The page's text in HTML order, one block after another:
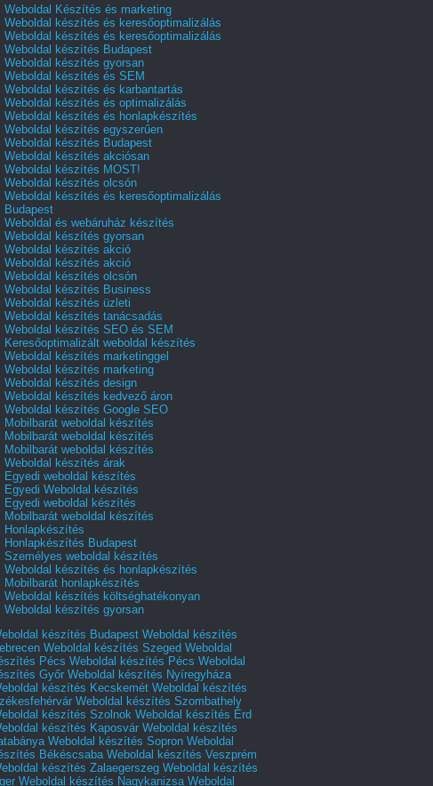
Weboldal Készítés és marketing
Weboldal készítés és keresőoptimalizálás
Weboldal készítés és keresőoptimalizálás
Weboldal készítés Budapest
Weboldal készítés gyorsan
Weboldal készítés és SEM
Weboldal készítés és karbantartás
Weboldal készítés és optimalizálás
Weboldal készítés és honlapkészítés
Weboldal készítés egyszerűen
Weboldal készítés Budapest
Weboldal készítés akciósan
Weboldal készítés MOST!
Weboldal készítés olcsón
Weboldal készítés és keresőoptimalizálás
Budapest
Weboldal és webáruház készítés
Weboldal készítés gyorsan
Weboldal készítés akció
Weboldal készítés akció
Weboldal készítés olcsón
Weboldal készítés Business
Weboldal készítés üzleti
Weboldal készítés tanácsadás
Weboldal készítés SEO és SEM
Keresőoptimalizált weboldal készítés
Weboldal készítés marketinggel
Weboldal készítés marketing
Weboldal készítés design
Weboldal készítés kedvező áron
Weboldal készítés Google SEO
Mobilbarát weboldal készítés
Mobilbarát weboldal készítés
Mobilbarát weboldal készítés
Weboldal készítés árak
Egyedi weboldal készítés
Egyedi Weboldal készítés
Egyedi weboldal készítés
Mobilbarát weboldal készítés
Honlapkészítés
Honlapkészítés Budapest
Személyes weboldal készítés
Weboldal készítés és honlapkészítés
Mobilbarát honlapkészítés
Weboldal készítés költséghatékonyan
Weboldal készítés gyorsan
készítés Budapest Weboldal készítés
Weboldal készítés Szeged Weboldal
Pécs Weboldal készítés Pécs Weboldal
Győr Weboldal készítés Nyíregyháza
készítés Kecskemét Weboldal készítés
Weboldal készítés Szombathely
készítés Szolnok Weboldal készítés Érd
készítés Kaposvár Weboldal készítés
Weboldal készítés Sopron Weboldal
Békéscsaba Weboldal készítés Veszprém
készítés Zalaegerszeg Weboldal készítés
Weboldal készítés Nagykanizsa Weboldal